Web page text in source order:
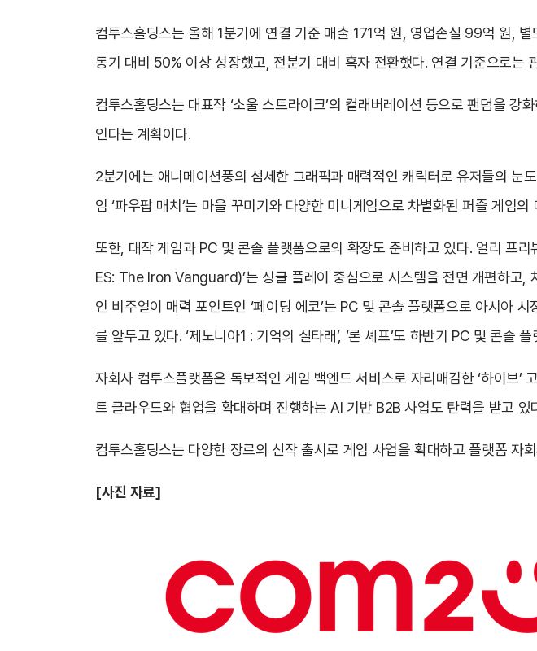
컴투스홀딩스는 올해 1분기에 연결 기준 매출 171억 원, 영업손실 99억 원,
동기 대비 50% 이상 성장했고, 전분기 대비 흑자 전환했다. 연결 기준으로는
컴투스홀딩스는 대표작 ‘소울 스트라이크’의 컬래버레이션 등으로 팬덤을
인다는 계획이다.
2분기에는 애니메이션풍의 섬세한 그래픽과 매력적인 캐릭터로 유저들의 눈
임 ‘파우팝 매치’는 마을 꾸미기와 다양한 미니게임으로 차별화된 퍼즐 게임의
또한, 대작 게임과 PC 및 콘솔 플랫폼으로의 확장도 준비하고 있다. 얼리 프
ES: The Iron Vanguard)’는 싱글 플레이 중심으로 시스템을 전면 개편하고,
인 비주얼이 매력 포인트인 ‘페이딩 에코’는 PC 및 콘솔 플랫폼으로 아시아
를 앞두고 있다. ‘제노니아1 : 기억의 실타래’, ‘론 셰프’도 하반기 PC 및 콘솔
자회사 컴투스플랫폼은 독보적인 게임 백엔드 서비스로 자리매김한 ‘하이브
트 클라우드와 협업을 확대하며 진행하는 AI 기반 B2B 사업도 탄력을 받고 있
컴투스홀딩스는 다양한 장르의 신작 출시로 게임 사업을 확대하고 플랫폼 자
[사진 자료]